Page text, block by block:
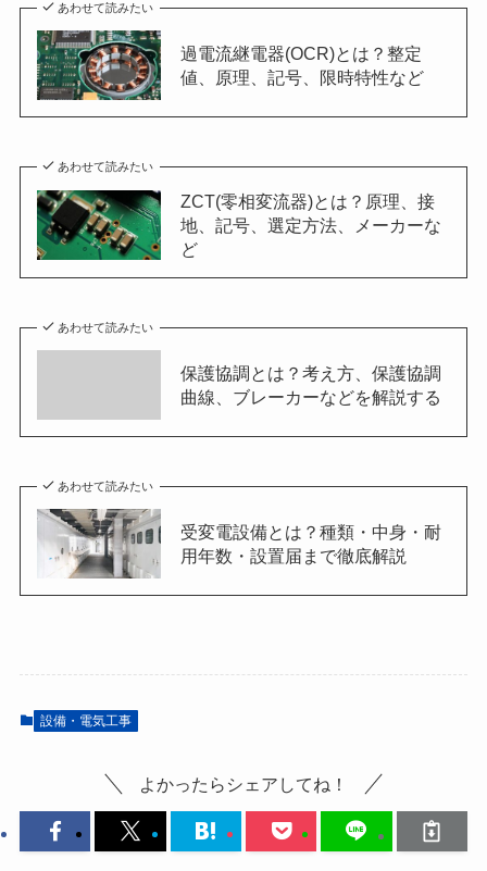
あわせて読みたい
過電流継電器(OCR)とは？整定
値、原理、記号、限時特性など
あわせて読みたい
ZCT(零相変流器)とは？原理、接
地、記号、選定方法、メーカーな
ど
あわせて読みたい
保護協調とは？考え方、保護協調
曲線、ブレーカーなどを解説する
あわせて読みたい
受変電設備とは？種類・中身・耐
用年数・設置届まで徹底解説
設備・電気工事
よかったらシェアしてね！